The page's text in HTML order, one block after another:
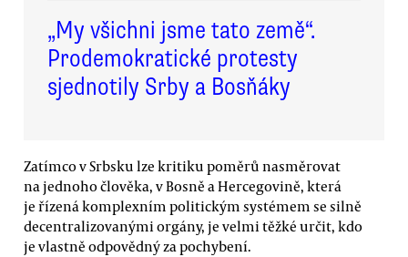
„My všichni jsme tato země“.
Prodemokratické protesty
sjednotily Srby a Bosňáky
Zatímco v Srbsku lze kritiku poměrů nasměrovat
na jednoho člověka, v Bosně a Hercegovině, která
je řízená komplexním politickým systémem se silně
decentralizovanými orgány, je velmi těžké určit, kdo
je vlastně odpovědný za pochybení.